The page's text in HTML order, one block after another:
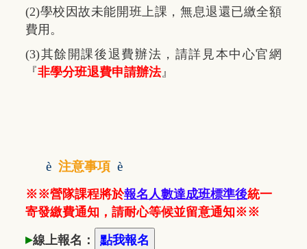
(2)學校因故未能開班上課，無息退還已繳全額
費用。
(3)其餘開課後退費辦法，請詳見本中心官網
『非學分班退費申請辦法』
è 注意事項 è
※※營隊課程將於報名人數達成班標準後統一
寄發繳費通知，請耐心等候並留意通知※※
▸線上報名：